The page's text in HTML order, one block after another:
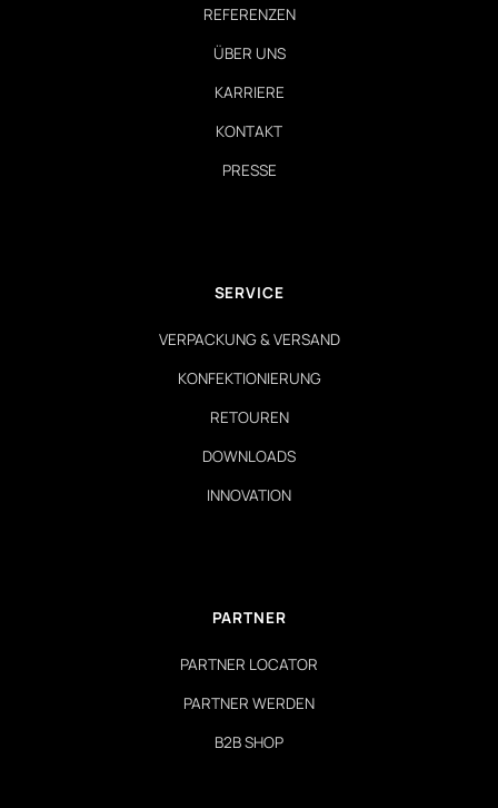
REFERENZEN
ÜBER UNS
KARRIERE
KONTAKT
PRESSE
SERVICE
VERPACKUNG & VERSAND
KONFEKTIONIERUNG
RETOUREN
DOWNLOADS
INNOVATION
PARTNER
PARTNER LOCATOR
PARTNER WERDEN
B2B SHOP